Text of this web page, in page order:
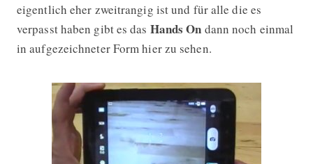
eigentlich eher zweitrangig ist und für alle die es
verpasst haben gibt es das Hands On dann noch einmal
in aufgezeichneter Form hier zu sehen.